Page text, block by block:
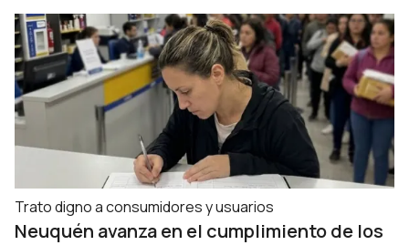
Trato digno a consumidores y usuarios
Neuquén avanza en el cumplimiento de los